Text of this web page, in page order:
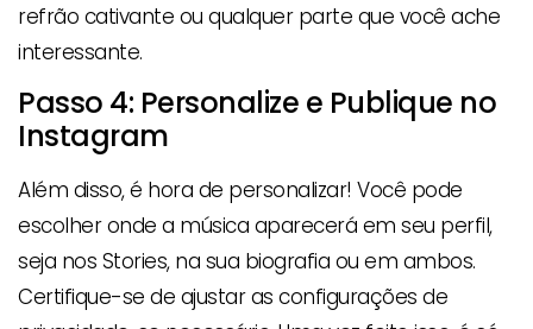
refrão cativante ou qualquer parte que você ache
interessante.
Passo 4: Personalize e Publique no
Instagram
Além disso, é hora de personalizar! Você pode
escolher onde a música aparecerá em seu perfil,
seja nos Stories, na sua biografia ou em ambos.
Certifique-se de ajustar as configurações de